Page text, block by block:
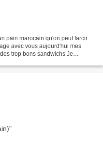
pain marocain qu'on peut farcir
avec vous aujourd'hui mes
trop bons sandwichs Je